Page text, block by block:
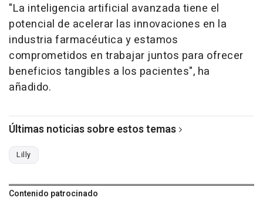
"La inteligencia artificial avanzada tiene el
potencial de acelerar las innovaciones en la
industria farmacéutica y estamos
comprometidos en trabajar juntos para ofrecer
beneficios tangibles a los pacientes", ha
añadido.
Últimas noticias sobre estos temas
Lilly
Contenido patrocinado